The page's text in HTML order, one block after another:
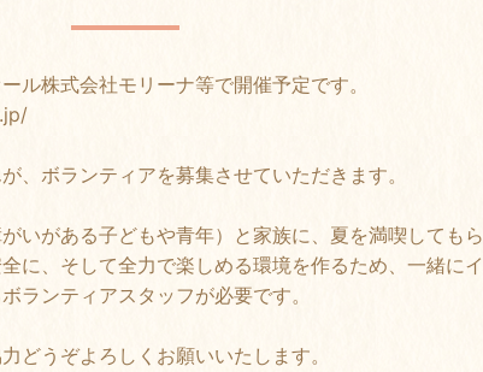
ル株式会社モリーナ等で開催予定です。
、ボランティアを募集させていただきます。
いがある子どもや青年）と家族に、夏を満喫してもら
に、そして全力で楽しめる環境を作るため、一緒にイ
ランティアスタッフが必要です。
どうぞよろしくお願いいたします。